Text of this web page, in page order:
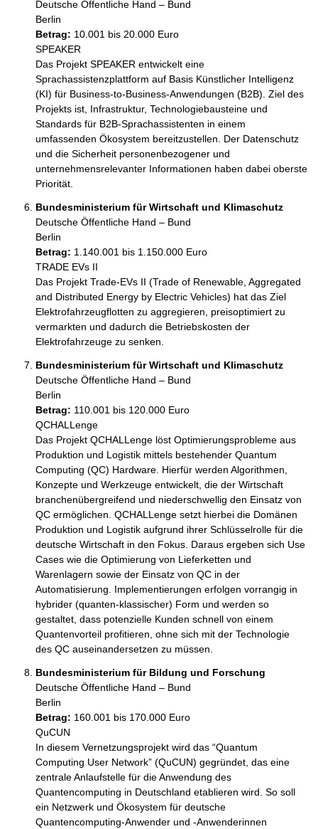
Deutsche Öffentliche Hand – Bund
Berlin
Betrag: 10.001 bis 20.000 Euro
SPEAKER
Das Projekt SPEAKER entwickelt eine
Sprachassistenzplattform auf Basis Künstlicher Intelligenz
(KI) für Business-to-Business-Anwendungen (B2B). Ziel des
Projekts ist, Infrastruktur, Technologiebausteine und
Standards für B2B-Sprachassistenten in einem
umfassenden Ökosystem bereitzustellen. Der Datenschutz
und die Sicherheit personenbezogener und
unternehmensrelevanter Informationen haben dabei oberste
Priorität.
Bundesministerium für Wirtschaft und Klimaschutz
Deutsche Öffentliche Hand – Bund
Berlin
Betrag: 1.140.001 bis 1.150.000 Euro
TRADE EVs II
Das Projekt Trade-EVs II (Trade of Renewable, Aggregated
and Distributed Energy by Electric Vehicles) hat das Ziel
Elektrofahrzeugflotten zu aggregieren, preisoptimiert zu
vermarkten und dadurch die Betriebskosten der
Elektrofahrzeuge zu senken.
Bundesministerium für Wirtschaft und Klimaschutz
Deutsche Öffentliche Hand – Bund
Berlin
Betrag: 110.001 bis 120.000 Euro
QCHALLenge
Das Projekt QCHALLenge löst Optimierungsprobleme aus
Produktion und Logistik mittels bestehender Quantum
Computing (QC) Hardware. Hierfür werden Algorithmen,
Konzepte und Werkzeuge entwickelt, die der Wirtschaft
branchenübergreifend und niederschwellig den Einsatz von
QC ermöglichen. QCHALLenge setzt hierbei die Domänen
Produktion und Logistik aufgrund ihrer Schlüsselrolle für die
deutsche Wirtschaft in den Fokus. Daraus ergeben sich Use
Cases wie die Optimierung von Lieferketten und
Warenlagern sowie der Einsatz von QC in der
Automatisierung. Implementierungen erfolgen vorrangig in
hybrider (quanten-klassischer) Form und werden so
gestaltet, dass potenzielle Kunden schnell von einem
Quantenvorteil profitieren, ohne sich mit der Technologie
des QC auseinandersetzen zu müssen.
Bundesministerium für Bildung und Forschung
Deutsche Öffentliche Hand – Bund
Berlin
Betrag: 160.001 bis 170.000 Euro
QuCUN
In diesem Vernetzungsprojekt wird das “Quantum
Computing User Network” (QuCUN) gegründet, das eine
zentrale Anlaufstelle für die Anwendung des
Quantencomputing in Deutschland etablieren wird. So soll
ein Netzwerk und Ökosystem für deutsche
Quantencomputing-Anwender und -Anwenderinnen